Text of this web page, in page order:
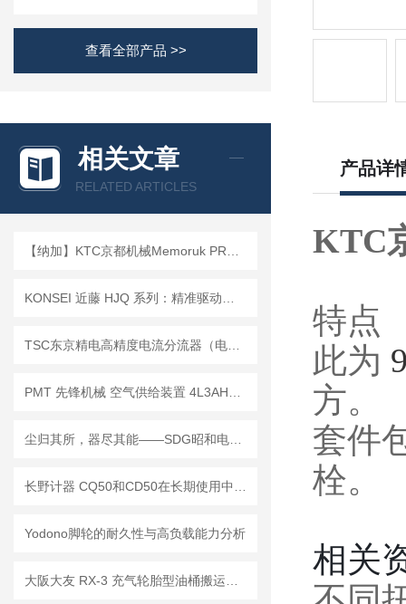
查看全部产品 >>
相关文章
RELATED ARTICLES
Yodono脚轮的耐久性与高负载能力分析
产品详
KTC
特点
此为
方。
套件
栓。
相关